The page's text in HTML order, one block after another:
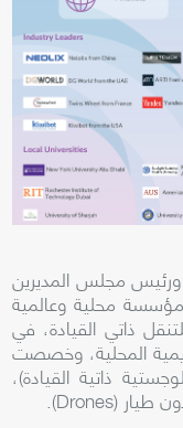
ورئيس مجلس المديرين
الطرق والمواصلات، تأهل 13 مؤسسة محلية وعالمية
ذاتي القيادة، في
المحلية، وخصصت
ذاتية القيادة)،
طيار (Drones
).